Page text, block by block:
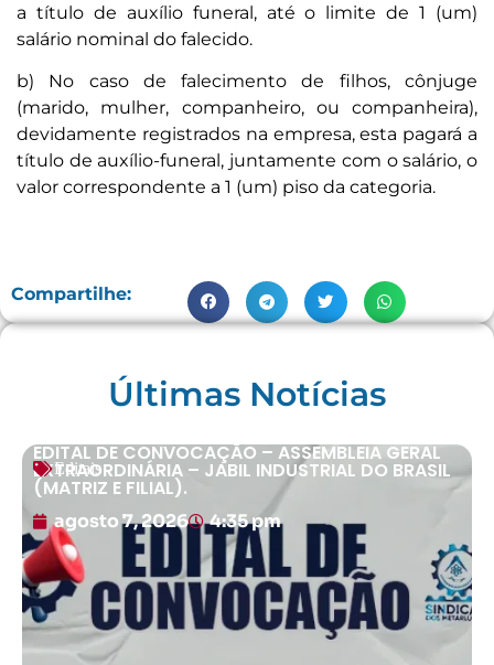
a título de auxílio funeral, até o limite de 1 (um)
salário nominal do falecido.
b) No caso de falecimento de filhos, cônjuge
(marido, mulher, companheiro, ou companheira),
devidamente registrados na empresa, esta pagará a
título de auxílio-funeral, juntamente com o salário, o
valor correspondente a 1 (um) piso da categoria.
Compartilhe:
Últimas Notícias
Editais
EDITAL DE CONVOCAÇÃO – ASSEMBLEIA GERAL
EXTRAORDINÁRIA – JABIL INDUSTRIAL DO BRASIL
(MATRIZ E FILIAL).
agosto 7, 2026 4:35 pm